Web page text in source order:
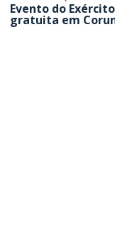
Evento do
gratuita em